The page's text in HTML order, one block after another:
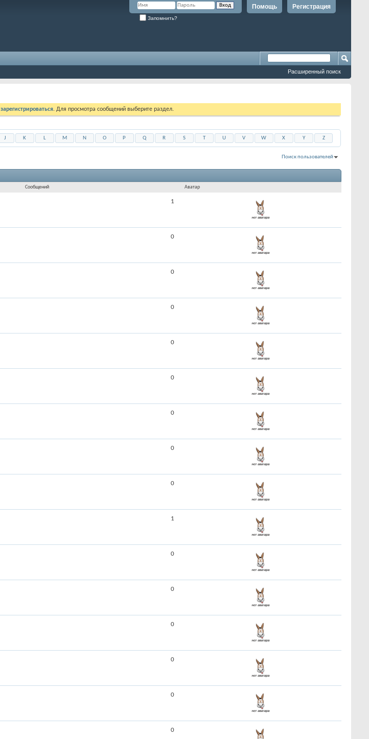
Регистрация
Помощь
Запомнить?
Расширенный поиск
зарегистрироваться. Для просмотра сообщений выберите раздел.
J K L M N O P Q R S T U V W X Y Z
Поиск пользователей
Сообщений Аватар
1
0
0
0
0
0
0
0
0
1
0
0
0
0
0
0